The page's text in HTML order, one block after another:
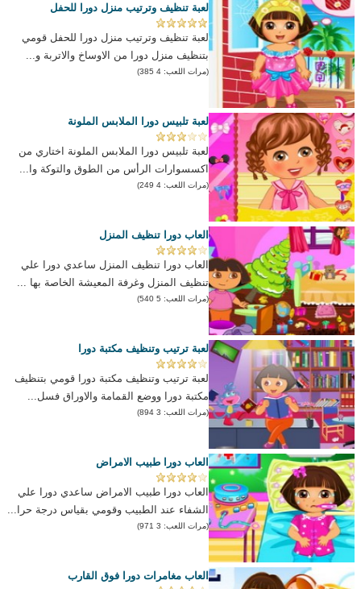
لعبة تنظيف وترتيب منزل دورا للحفل
لعبة تنظيف وترتيب منزل دورا للحفل قومي
بتنظيف منزل دورا من الاوساخ والاتربة و...
(مرات اللعب: 4 385)
لعبة تلبيس دورا الملابس الملونة
لعبة تلبيس دورا الملابس الملونة اختاري من
اكسسوارات الرأس من الطوق والتوكة وا...
(مرات اللعب: 4 249)
العاب دورا تنظيف المنزل
العاب دورا تنظيف المنزل ساعدي دورا علي
تنظيف المنزل وغرفة المعيشة الخاصة بها ...
(مرات اللعب: 5 540)
لعبة ترتيب وتنظيف مكتبة دورا
لعبة ترتيب وتنظيف مكتبة دورا قومي بتنظيف
مكتبة دورا ووضع القمامة والاوراق فسل...
(مرات اللعب: 3 894)
العاب دورا طبيب الامراض
العاب دورا طبيب الامراض ساعدي دورا علي
الشفاء عند الطبيب وقومي بقياس درجة حرا...
(مرات اللعب: 3 971)
العاب مغامرات دورا فوق القارب